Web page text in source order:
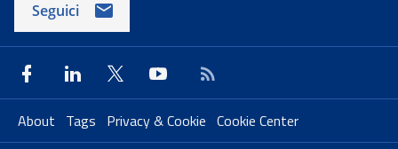
Seguici
About Tags Privacy & Cookie Cookie Center